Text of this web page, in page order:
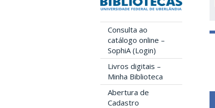
Consulta ao
catálogo online –
SophiA (Login)
Livros digitais –
Minha Biblioteca
Abertura de
Cadastro